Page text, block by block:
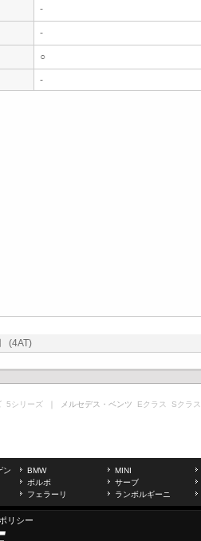
-
-
○
-
(4AT)
5シリーズ ｜ メルセデス・ベンツ Eクラス Sクラス
ン BMW
MINI
ボルボ
サーブ
フェラーリ ランボルギーニ
リシー